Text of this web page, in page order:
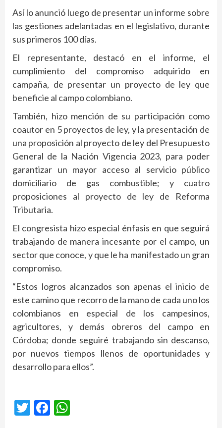
Así lo anunció luego de presentar un informe sobre
las gestiones adelantadas en el legislativo, durante
sus primeros 100 días.
El representante, destacó en el informe, el
cumplimiento del compromiso adquirido en
campaña, de presentar un proyecto de ley que
beneficie al campo colombiano.
También, hizo mención de su participación como
coautor en 5 proyectos de ley, y la presentación de
una proposición al proyecto de ley del Presupuesto
General de la Nación Vigencia 2023, para poder
garantizar un mayor acceso al servicio público
domiciliario de gas combustible; y cuatro
proposiciones al proyecto de ley de Reforma
Tributaria.
El congresista hizo especial énfasis en que seguirá
trabajando de manera incesante por el campo, un
sector que conoce, y que le ha manifestado un gran
compromiso.
“Estos logros alcanzados son apenas el inicio de
este camino que recorro de la mano de cada uno los
colombianos en especial de los campesinos,
agricultores, y demás obreros del campo en
Córdoba; donde seguiré trabajando sin descanso,
por nuevos tiempos llenos de oportunidades y
desarrollo para ellos”.
TwitterFacebook